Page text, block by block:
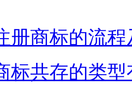
册商标的流
标共存的类